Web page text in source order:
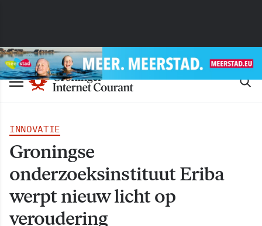
INNOVATIE
Groningse
onderzoeksinstituut Eriba
werpt nieuw licht op
veroudering